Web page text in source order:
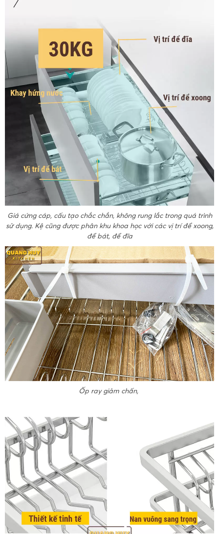
Giá cứng cáp, cấu tạo chắc chắn, không rung lắc trong quá trình
sử dụng. Kệ cũng được phân khu khoa học với các vị trí để xoong,
để bát, để đĩa
Ốp ray giảm chấn,